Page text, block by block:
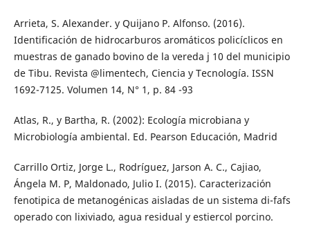
Arrieta, S. Alexander. y Quijano P. Alfonso. (2016).
Identificación de hidrocarburos aromáticos policíclicos en
muestras de ganado bovino de la vereda j 10 del municipio
de Tibu. Revista @limentech, Ciencia y Tecnología. ISSN
1692-7125. Volumen 14, N° 1, p. 84 -93
Atlas, R., y Bartha, R. (2002): Ecología microbiana y
Microbiología ambiental. Ed. Pearson Educación, Madrid
Carrillo Ortiz, Jorge L., Rodríguez, Jarson A. C., Cajiao,
Ángela M. P, Maldonado, Julio I. (2015). Caracterización
fenotipica de metanogénicas aisladas de un sistema di-fafs
operado con lixiviado, agua residual y estiercol porcino.